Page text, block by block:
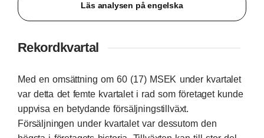
Läs analysen på engelska
Rekordkvartal
Med en omsättning om 60 (17) MSEK under kvartalet
var detta det femte kvartalet i rad som företaget kunde
uppvisa en betydande försäljningstillväxt.
Försäljningen under kvartalet var dessutom den